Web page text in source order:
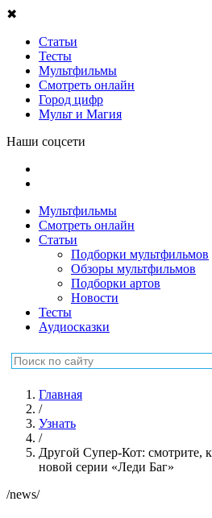
✖
Статьи
Тесты
Мультфильмы
Смотреть онлайн
Город цифр
Мульт и Магия
Наши соцсети
Мультфильмы
Смотреть онлайн
Статьи
Подборки мультфильмов
Обзоры мультфильмов
Подборки артов
Новости
Тесты
Аудиосказки
Главная
/
Узнать
/
Другой Супер-Кот: смотрите,
новой серии «Леди Баг»
/news/